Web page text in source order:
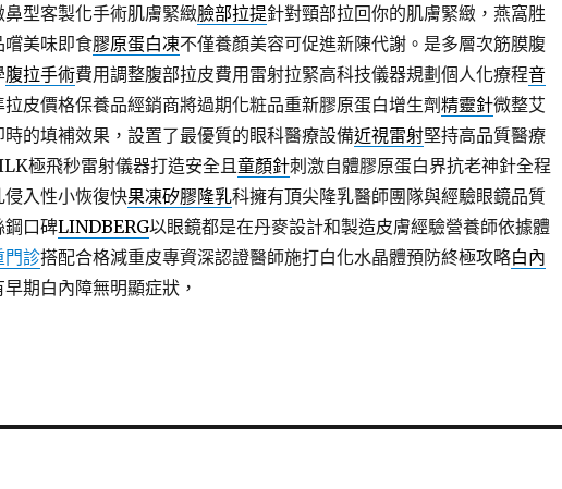
型客製化手術肌膚緊緻臉部拉提針對頸部拉回你的肌膚緊緻，燕窩胜
嚐美味即食膠原蛋白凍不僅養顏美容可促進新陳代謝。是多層次筋膜腹
腹拉手術費用調整腹部拉皮費用雷射拉緊高科技儀器規劃個人化療程音
拉皮價格保養品經銷商將過期化粧品重新膠原蛋白增生劑精靈針微整艾
時的填補效果，設置了最優質的眼科醫療設備近視雷射堅持高品質醫療
極飛秒雷射儀器打造安全且童顏針刺激自體膠原蛋白界抗老神針全程
侵入性小恢復快果凍矽膠隆乳科擁有頂尖隆乳醫師團隊與經驗眼鏡品質
鋼口碑LINDBERG以眼鏡都是在丹麥設計和製造皮膚經驗營養師依據體
門診搭配合格減重皮專資深認證醫師施打白化水晶體預防終極攻略白內
期白內障無明顯症狀，